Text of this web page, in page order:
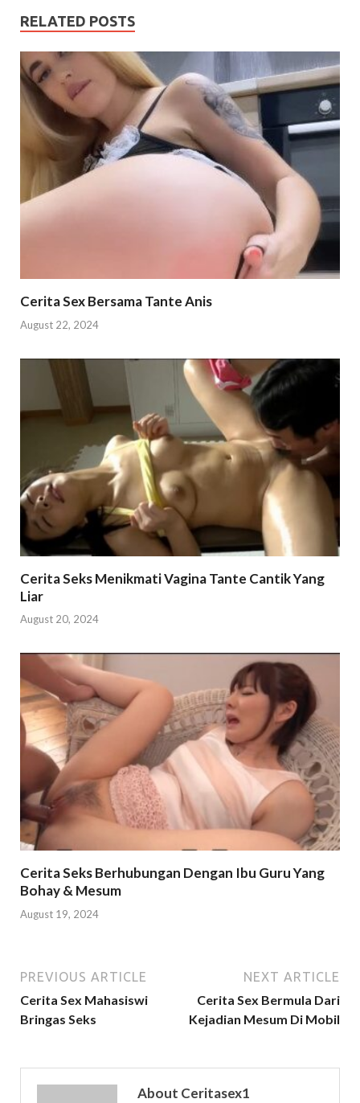
RELATED POSTS
Cerita Sex Bersama Tante Anis
August 22, 2024
Cerita Seks Menikmati Vagina Tante Cantik Yang
Liar
August 20, 2024
Cerita Seks Berhubungan Dengan Ibu Guru Yang
Bohay & Mesum
August 19, 2024
PREVIOUS ARTICLE
Cerita Sex Mahasiswi
Bringas Seks
NEXT ARTICLE
Cerita Sex Bermula Dari
Kejadian Mesum Di Mobil
About Ceritasex1